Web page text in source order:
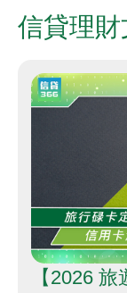
信貸理財
【2026